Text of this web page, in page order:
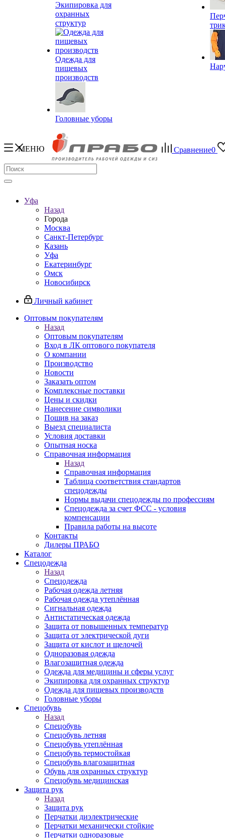
Экипировка для
охранных
структур
Одежда для
пищевых
производств
Головные уборы
МЕНЮ Сравнение0
Уфа
Назад
Города
Москва
Санкт-Петербург
Казань
Уфа
Екатеринбург
Омск
Новосибирск
Личный кабинет
Оптовым покупателям
Назад
Оптовым покупателям
Вход в ЛК оптового покупателя
О компании
Производство
Новости
Заказать оптом
Комплексные поставки
Цены и скидки
Нанесение символики
Пошив на заказ
Выезд специалиста
Условия доставки
Опытная носка
Справочная информация
Назад
Справочная информация
Таблица соответствия стандартов
спецодежды
Нормы выдачи спецодежды по профессиям
Спецодежда за счет ФСС - условия
компенсации
Правила работы на высоте
Контакты
Дилеры ПРАБО
Каталог
Спецодежда
Назад
Спецодежда
Рабочая одежда летняя
Рабочая одежда утеплённая
Сигнальная одежда
Антистатическая одежда
Защита от повышенных температур
Защита от электрической дуги
Защита от кислот и щелочей
Одноразовая одежда
Влагозащитная одежда
Одежда для медицины и сферы услуг
Экипировка для охранных структур
Одежда для пищевых производств
Головные уборы
Спецобувь
Назад
Спецобувь
Спецобувь летняя
Спецобувь утеплённая
Спецобувь термостойкая
Спецобувь влагозащитная
Обувь для охранных структур
Спецобувь медицинская
Защита рук
Назад
Защита рук
Перчатки диэлектрические
Перчатки механически стойкие
Перчатки одноразовые